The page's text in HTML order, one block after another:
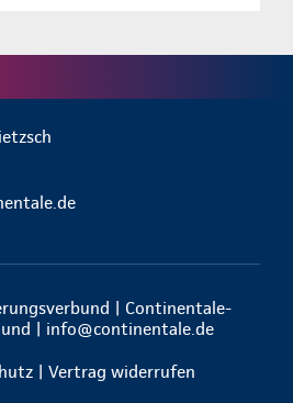
| Continentale-
| info@continentale.de
| Vertrag widerrufen